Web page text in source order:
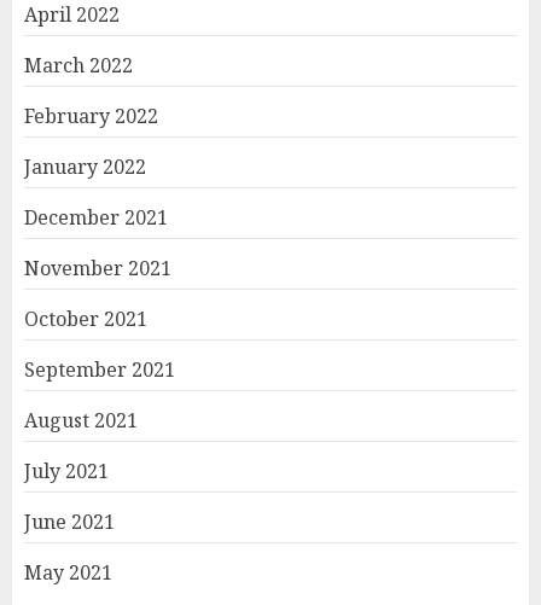
April 2022
March 2022
February 2022
January 2022
December 2021
November 2021
October 2021
September 2021
August 2021
July 2021
June 2021
May 2021